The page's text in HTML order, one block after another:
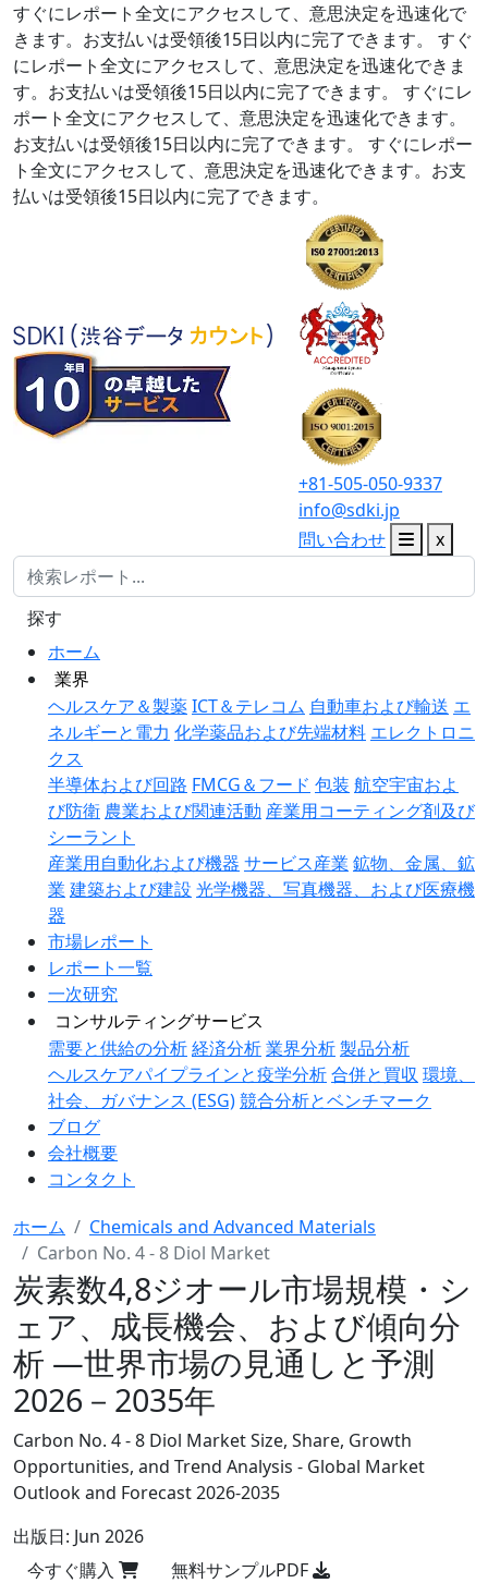
すぐにレポート全文にアクセスして、意思決定を迅速化で
きます。お支払いは受領後15日以内に完了できます。
すぐ
にレポート全文にアクセスして、意思決定を迅速化できま
す。お支払いは受領後15日以内に完了できます。
すぐにレ
ポート全文にアクセスして、意思決定を迅速化できます。
お支払いは受領後15日以内に完了できます。
すぐにレポー
ト全文にアクセスして、意思決定を迅速化できます。お支
払いは受領後15日以内に完了できます。
+81-505-050-9337
info@sdki.jp
問い合わせ
x
ホーム
業界
ヘルスケア＆製薬ICT＆テレコム 自動車および輸送 エ
ネルギーと電力 化学薬品および先端材料 エレクトロニ
クス
半導体および回路 FMCG＆フード 包装 航空宇宙およ
び防衛 農業および関連活動 産業用コーティング剤及び
シーラント
産業用自動化および機器 サービス産業 鉱物、金属、鉱
業 建築および建設 光学機器、写真機器、および医療機
器
市場レポート
レポート一覧
一次研究
コンサルティングサービス
需要と供給の分析経済分析業界分析製品分析
ヘルスケアパイプラインと疫学分析合併と買収 環境、
社会、ガバナンス (ESG)競合分析とベンチマーク
ブログ
会社概要
コンタクト
探す
ホーム
Chemicals and Advanced Materials
Carbon No. 4 - 8 Diol Market
炭素数4,8ジオール市場規模・シ
ェア、成長機会、および傾向分
析 ―世界市場の見通しと予測
2026－2035年
Carbon No. 4 - 8 Diol Market Size, Share, Growth
Opportunities, and Trend Analysis - Global Market
Outlook and Forecast 2026-2035
出版日: Jun 2026
今すぐ購入
無料サンプルPDF